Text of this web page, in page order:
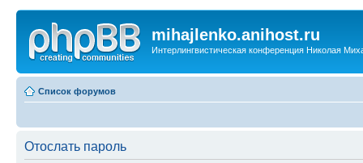
mihajlenko.anihost.ru
Интерлингвистическая конференция Николая
Список форумов
Отослать пароль